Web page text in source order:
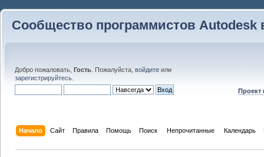
Сообщество программистов Autodesk
Добро пожаловать, Гость . Пожалуйста, войдите или
зарегистрируйтесь
Проект
Начало Сайт Правила Помощь Поиск Непрочитанные Календарь